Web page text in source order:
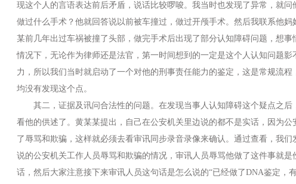
现这个人的言语表达前后矛盾，说话比较啰唆。我当时也发现了异常，就问
做过什么手术？他就回答说以前被车撞过，做过开颅手术。然后我联系他妈
某前几年出过车祸被撞了头部，做完手术后出现了部分认知障碍问题，想事
情况下，无论作为律师还是法官，第一时间想到的一定是这个人认知问题影
力，所以我们当时就启动了一个对他的刑事责任能力的鉴定，这是常规流程
均没有发现这个点。
其二，证据及讯问合法性的问题。在发现当事人认知障碍这个疑点之后
看他的供述了。黄某某提出，自己在公安机关里边说的都不是实话，因为公
了辱骂和欺骗，这样就必须去看审讯同步录音录像来确认。通过查看，我
说的公安机关工作人员辱骂和欺骗的情况，审讯人员辱骂他做了这件事就是
话，然后大家注意接下来审讯人员这句话是怎么说的“已经做了DNA鉴定，